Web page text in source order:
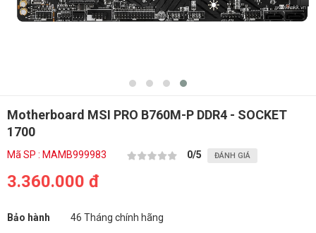
Motherboard MSI PRO B760M-P DDR4 - SOCKET
1700
Mã SP : MAMB999983 0/5 ĐÁNH GIÁ
3.360.000 đ
Bảo hành
46 Tháng chính hãng